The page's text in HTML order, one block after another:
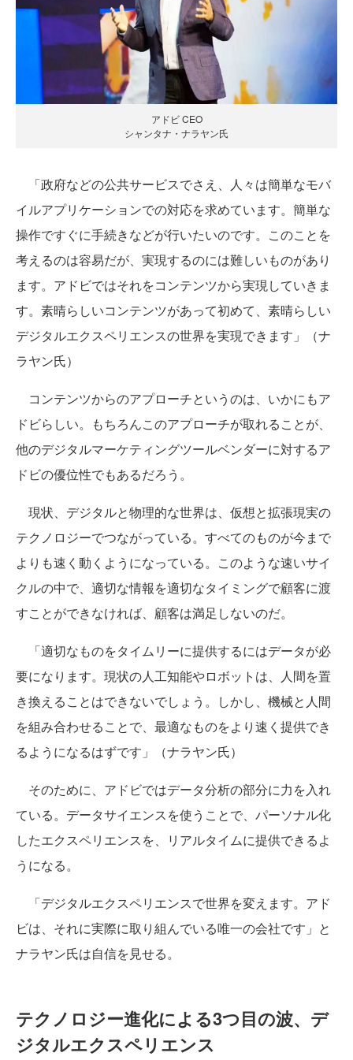
アドビ CEO
シャンタナ・ナラヤン氏
「政府などの公共サービスでさえ、人々は簡単なモバ
イルアプリケーションでの対応を求めています。簡単な
操作ですぐに手続きなどが行いたいのです。このことを
考えるのは容易だが、実現するのには難しいものがあり
ます。アドビではそれをコンテンツから実現していきま
す。素晴らしいコンテンツがあって初めて、素晴らしい
デジタルエクスペリエンスの世界を実現できます」（ナ
ラヤン氏）
コンテンツからのアプローチというのは、いかにもア
ドビらしい。もちろんこのアプローチが取れることが、
他のデジタルマーケティングツールベンダーに対するア
ドビの優位性でもあるだろう。
現状、デジタルと物理的な世界は、仮想と拡張現実の
テクノロジーでつながっている。すべてのものが今まで
よりも速く動くようになっている。このような速いサイ
クルの中で、適切な情報を適切なタイミングで顧客に渡
すことができなければ、顧客は満足しないのだ。
「適切なものをタイムリーに提供するにはデータが必
要になります。現状の人工知能やロボットは、人間を置
き換えることはできないでしょう。しかし、機械と人間
を組み合わせることで、最適なものをより速く提供でき
るようになるはずです」（ナラヤン氏）
そのために、アドビではデータ分析の部分に力を入れ
ている。データサイエンスを使うことで、パーソナル化
したエクスペリエンスを、リアルタイムに提供できるよ
うになる。
「デジタルエクスペリエンスで世界を変えます。アド
ビは、それに実際に取り組んでいる唯一の会社です」と
ナラヤン氏は自信を見せる。
テクノロジー進化による3つ目の波、デ
ジタルエクスペリエンス